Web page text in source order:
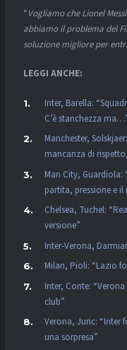
“Vogliamo che Lionel
abbiamo il problema del
soluzione migliore per
LEGGI ANCHE:
Inter, Barella:
C’è stanchezza
Manchester,
mancanza di
Man City, Guardiola:
partita, pressione e
Chelsea, Tuchel:
versione”
Inter-Verona,
Milan, Pioli: “Lazio
Inter, Conte:
club”
Verona, Juric: “Inter
una sorpresa”